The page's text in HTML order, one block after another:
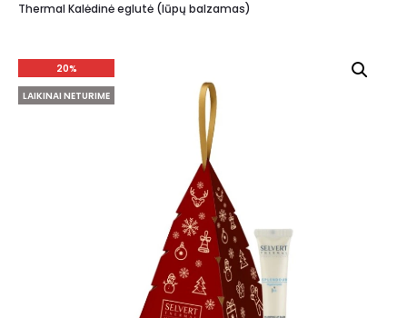
Thermal Kalėdinė eglutė (lūpų balzamas)
20%
LAIKINAI NETURIME